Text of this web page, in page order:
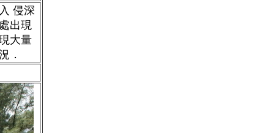
入 侵深
出現
大量
．